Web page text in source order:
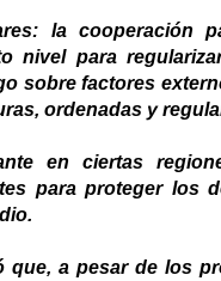
la cooperación
nivel para
sobre factores
ordenadas y
en ciertas
para proteger los
que, a pesar de los